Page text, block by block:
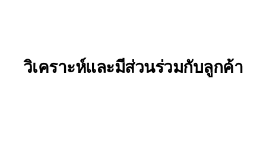
วิเคราะห์และมีส่วนร่วมกับลูกค้า